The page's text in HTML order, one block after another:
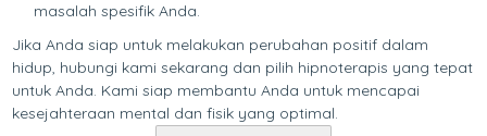
masalah spesifik Anda.
Jika Anda siap untuk melakukan perubahan positif dalam
hidup, hubungi kami sekarang dan pilih hipnoterapis yang tepat
untuk Anda. Kami siap membantu Anda untuk mencapai
kesejahteraan mental dan fisik yang optimal.